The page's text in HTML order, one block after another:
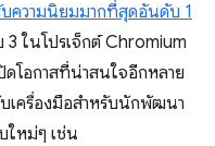
ความนิยมมากที่สุดอันดับ 1
ในโปรเจ็กต์ Chromium
ดโอกาสที่น่าสนใจอีกหลาย
เครื่องมือสำหรับนักพัฒนา
ใหม่ๆ เช่น